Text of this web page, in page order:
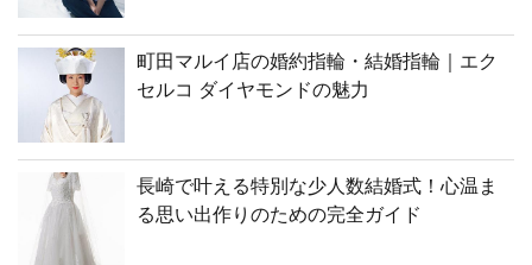
町田マルイ店の婚約指輪・結婚指輪｜エク
セルコ ダイヤモンドの魅力
長崎で叶える特別な少人数結婚式！心温ま
る思い出作りのための完全ガイド